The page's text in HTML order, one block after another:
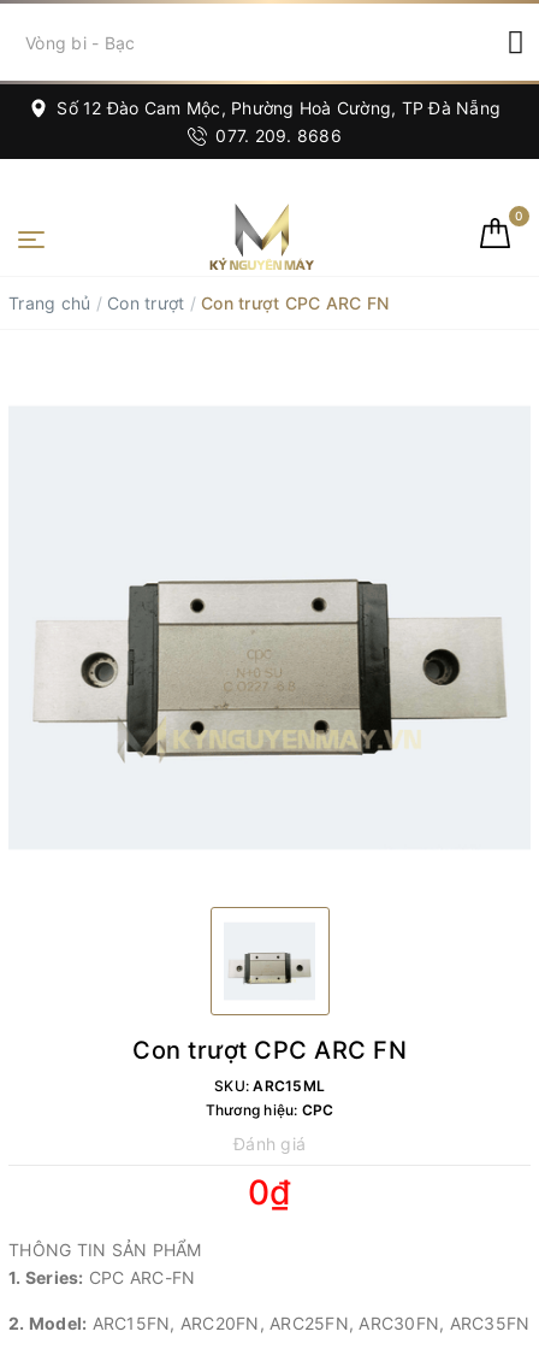
Số 12 Đào Cam Mộc, Phường Hoà Cường, TP Đà Nẵng
077. 209. 8686
0
Trang chủ / Con trượt / Con trượt CPC ARC FN
Con trượt CPC ARC FN
SKU:ARC15ML
Thương hiệu: CPC
Đánh giá
0₫
THÔNG TIN SẢN PHẨM
1. Series: CPC ARC-FN
2. Model: ARC15FN, ARC20FN, ARC25FN, ARC30FN, ARC35FN